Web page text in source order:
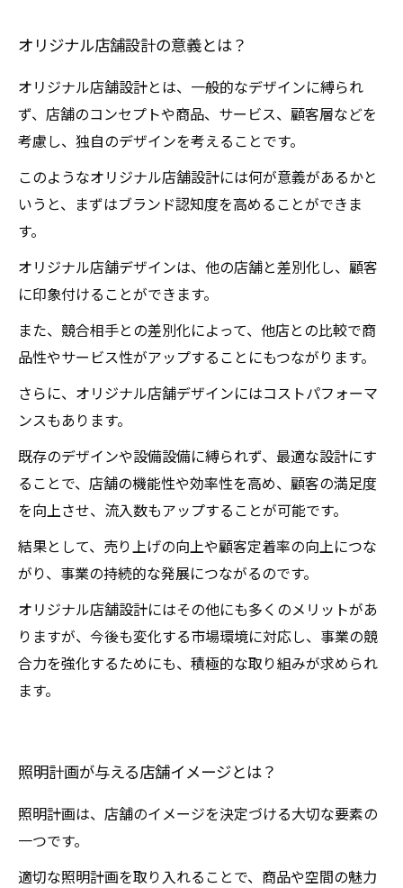
オリジナル店舗設計の意義とは？
オリジナル店舗設計とは、一般的なデザインに縛られ
ず、店舗のコンセプトや商品、サービス、顧客層などを
考慮し、独自のデザインを考えることです。
このようなオリジナル店舗設計には何が意義があるかと
いうと、まずはブランド認知度を高めることができま
す。
オリジナル店舗デザインは、他の店舗と差別化し、顧客
に印象付けることができます。
また、競合相手との差別化によって、他店との比較で商
品性やサービス性がアップすることにもつながります。
さらに、オリジナル店舗デザインにはコストパフォーマ
ンスもあります。
既存のデザインや設備設備に縛られず、最適な設計にす
ることで、店舗の機能性や効率性を高め、顧客の満足度
を向上させ、流入数もアップすることが可能です。
結果として、売り上げの向上や顧客定着率の向上につな
がり、事業の持続的な発展につながるのです。
オリジナル店舗設計にはその他にも多くのメリットがあ
りますが、今後も変化する市場環境に対応し、事業の競
合力を強化するためにも、積極的な取り組みが求められ
ます。
照明計画が与える店舗イメージとは？
照明計画は、店舗のイメージを決定づける大切な要素の
一つです。
適切な照明計画を取り入れることで、商品や空間の魅力